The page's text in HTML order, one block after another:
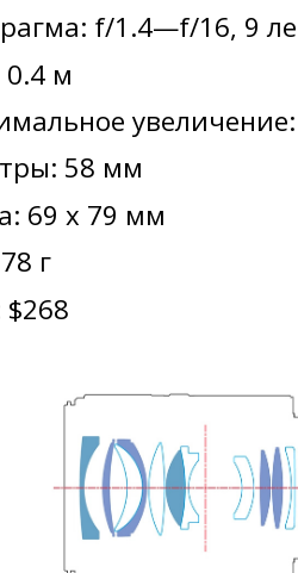
f/1.4—f/16, 9
м
58 мм
69 x 79 мм
г